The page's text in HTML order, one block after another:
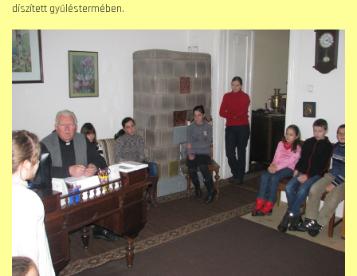
díszített gyűléstermében.